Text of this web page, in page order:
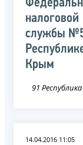
налоговой
службы
Крым
91
14.04.2016 11:05